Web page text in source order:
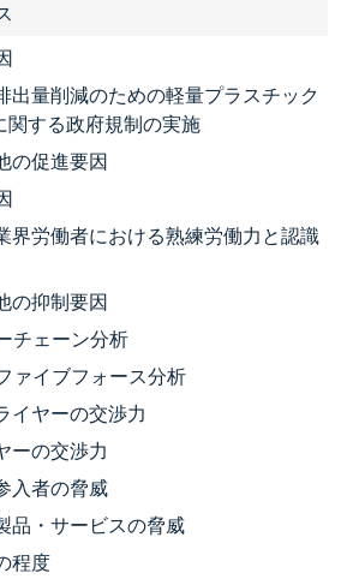
出量削減のための軽量プラスチック
関する政府規制の実施
の促進要因
界労働者における熟練労働力と認識
の抑制要因
チェーン分析
ァイブフォース分析
イヤーの交渉力
ーの交渉力
入者の脅威
品・サービスの脅威
程度